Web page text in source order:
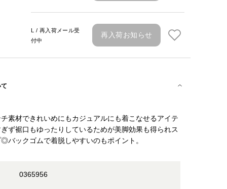
L / 再入荷メール受
付中
再入荷お知らせ
素材できれいめにもカジュアルにも着こなせるアイテ
ず裾口もゆったりしているためが美脚効果も得られス
バックゴムで着脱しやすいのもポイント。
0365956